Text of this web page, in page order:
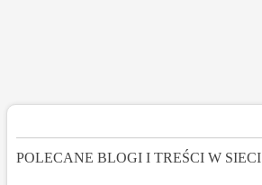
POLECANE BLOGI I TREŚCI W SIECI